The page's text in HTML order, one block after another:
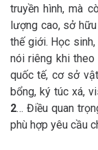
truyền hình, mà
lượng cao, sở
thế giới. Học
nói riêng khi
quốc tế, cơ sở
bổng, ký túc xá,
2… Điều quan
phù hợp yêu cầu